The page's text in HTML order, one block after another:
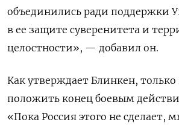
объединились ради поддержки
в ее защите суверенитета и
целостности», — добавил он.
Как утверждает Блинкен,
положить конец боевым
«Пока Россия этого не сделает,